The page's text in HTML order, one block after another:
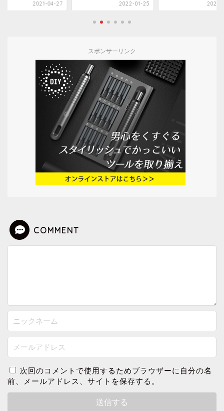
2021-04-27 2022-01-25 2021-
スポンサーリンク
COMMENT
次回のコメントで使用するためブラウザーに自分の名
前、メールアドレス、サイトを保存する。